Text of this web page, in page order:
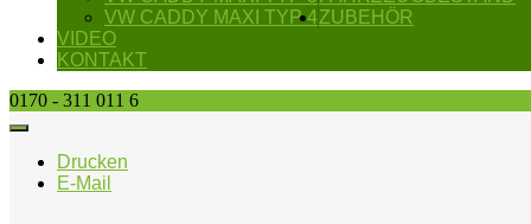
VW CADDY MAXI TYP 4ZUBEHÖR
VIDEO
KONTAKT
0170 - 311 011 6
Drucken
E-Mail